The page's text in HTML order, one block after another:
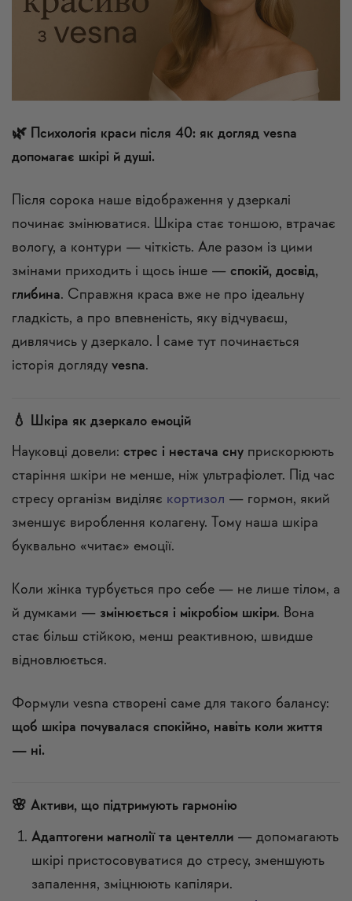
🌿 Психологія краси після 40: як догляд vesna
допомагає шкірі й душі.
Після сорока наше відображення у дзеркалі
починає змінюватися. Шкіра стає тоншою, втрачає
вологу, а контури — чіткість. Але разом із цими
змінами приходить і щось інше — спокій, досвід,
глибина. Справжня краса вже не про ідеальну
гладкість, а про впевненість, яку відчуваєш,
дивлячись у дзеркало. І саме тут починається
історія догляду vesna.
💧 Шкіра як дзеркало емоцій
Науковці довели: стрес і нестача сну прискорюють
старіння шкіри не менше, ніж ультрафіолет. Під час
стресу організм виділяє кортизол — гормон, який
зменшує вироблення колагену. Тому наша шкіра
буквально «читає» емоції.
Коли жінка турбується про себе — не лише тілом, а
й думками — змінюється і мікробіом шкіри. Вона
стає більш стійкою, менш реактивною, швидше
відновлюється.
Формули vesna створені саме для такого балансу:
щоб шкіра почувалася спокійно, навіть коли життя
— ні.
🌸 Активи, що підтримують гармонію
Адаптогени магнолії та центелли— допомагають
шкірі пристосовуватися до стресу, зменшують
запалення, зміцнюють капіляри.